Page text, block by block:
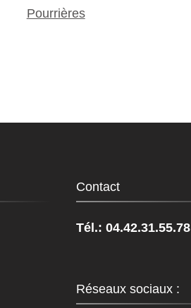
Pourrières
Contact
Tél.: 04.42.31.55.78
Réseaux sociaux :